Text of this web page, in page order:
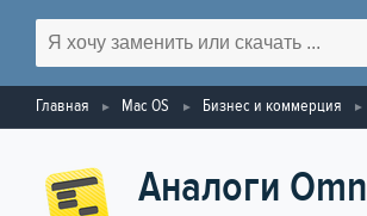
Главная Mac OS Бизнес и коммерция
Аналоги